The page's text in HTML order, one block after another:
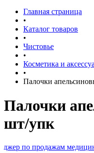
Главная страница
•
Каталог товаров
•
Чистовье
•
Косметика и
•
Палочки
Палочки
шт/упк
медицинских